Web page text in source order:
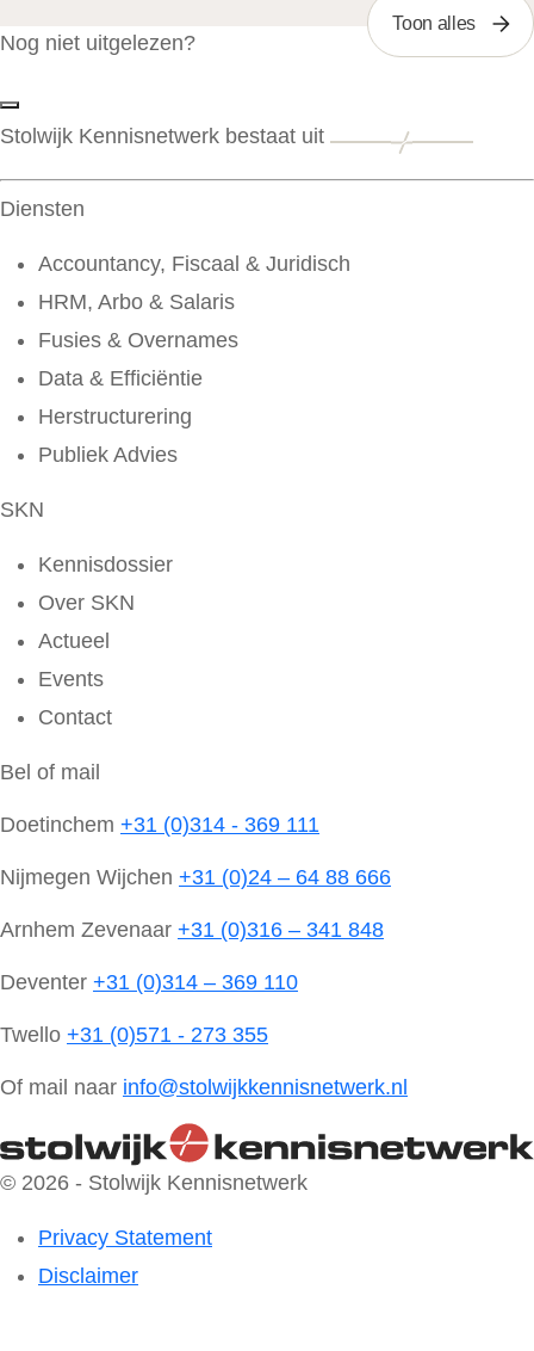
Nog niet uitgelezen?
Toon alles
Stolwijk Kennisnetwerk bestaat uit
Diensten
Accountancy, Fiscaal & Juridisch
HRM, Arbo & Salaris
Fusies & Overnames
Data & Efficiëntie
Herstructurering
Publiek Advies
SKN
Kennisdossier
Over SKN
Actueel
Events
Contact
Bel of mail
Doetinchem +31 (0)314 - 369 111
Nijmegen Wijchen +31 (0)24 – 64 88 666
Arnhem Zevenaar +31 (0)316 – 341 848
Deventer +31 (0)314 – 369 110
Twello +31 (0)571 - 273 355
Of mail naar info@stolwijkkennisnetwerk.nl
© 2026 - Stolwijk Kennisnetwerk
Privacy Statement
Disclaimer